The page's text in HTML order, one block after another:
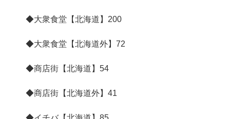
◆大衆食堂【北海道】 200
◆大衆食堂【北海道外】 72
◆商店街【北海道】 54
◆商店街【北海道外】 41